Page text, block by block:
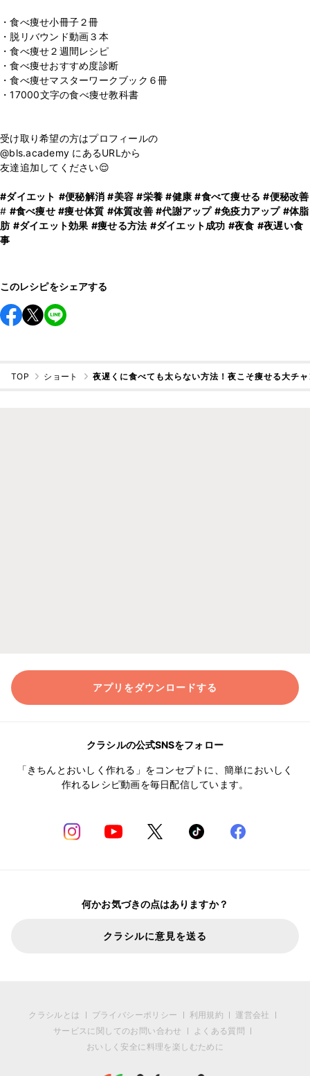
・食べ痩せ小冊子２冊
・脱リバウンド動画３本
・食べ痩せ２週間レシピ
・食べ痩せおすすめ度診断
・食べ痩せマスターワークブック６冊
・17000文字の食べ痩せ教科書
受け取り希望の方はプロフィールの
@bls.academy にあるURLから
友達追加してください😌
#ダイエット #便秘解消 #美容 #栄養 #健康 #食べて痩せる #便秘改善
# #食べ痩せ #痩せ体質 #体質改善 #代謝アップ #免疫力アップ #体脂
肪 #ダイエット効果 #痩せる方法 #ダイエット成功 #夜食 #夜遅い食
事
このレシピをシェアする
TOP ショート 夜遅くに食べても太らない方法！夜こそ痩せる大チ
アプリをダウンロードする
クラシルの公式SNSをフォロー
「きちんとおいしく作れる」をコンセプトに、簡単においしく
作れるレシピ動画を毎日配信しています。
何かお気づきの点はありますか？
クラシルに意見を送る
クラシルとは プライバシーポリシー 利用規約
運営会社
サービスに関してのお問い合わせ
よくある質問
おいしく安全に料理を楽しむために